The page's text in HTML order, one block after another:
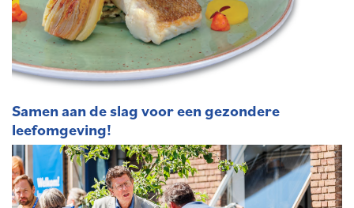
Samen aan de slag voor een gezondere
leefomgeving!